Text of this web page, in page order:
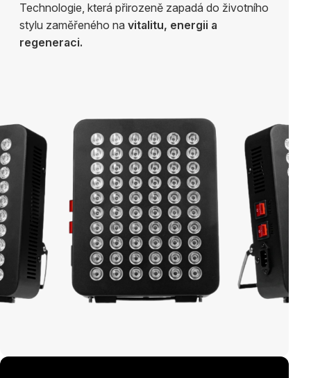
Technologie, která přirozeně zapadá do životního
stylu zaměřeného na vitalitu, energii a
regeneraci.